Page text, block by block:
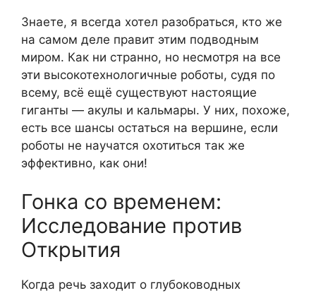
Знаете, я всегда хотел разобраться, кто же
на самом деле правит этим подводным
миром. Как ни странно, но несмотря на все
эти высокотехнологичные роботы, судя по
всему, всё ещё существуют настоящие
гиганты — акулы и кальмары. У них, похоже,
есть все шансы остаться на вершине, если
роботы не научатся охотиться так же
эффективно, как они!
Гонка со временем:
Исследование против
Открытия
Когда речь заходит о глубоководных